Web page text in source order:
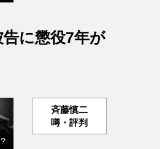
に懲役7年が
斉藤慎二
噂・評判